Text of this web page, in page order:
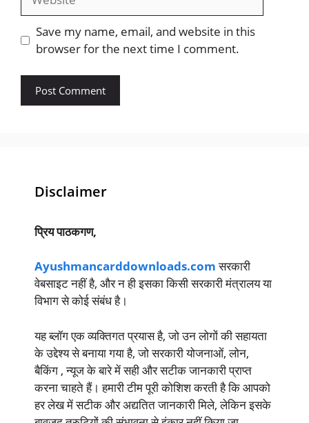
Save my name, email, and website in this
browser for the next time I comment.
Disclaimer
प्रिय पाठकगण,
Ayushmancarddownloads.comसरकारी
वेबसाइट नहीं है, और न ही इसका किसी सरकारी मंत्रालय या
विभाग से कोई संबंध है।
यह ब्लॉग एक व्यक्तिगत प्रयास है, जो उन लोगों की सहायता
के उद्देश्य से बनाया गया है, जो सरकारी योजनाओं, लोन,
बैकिंग , न्यूज के बारे में सही और सटीक जानकारी प्राप्त
करना चाहते हैं। हमारी टीम पूरी कोशिश करती है कि आपको
हर लेख में सटीक और अद्यतित जानकारी मिले, लेकिन इसके